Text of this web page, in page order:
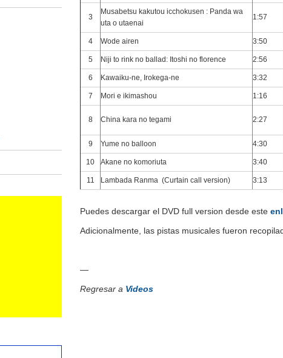
3
Musabetsu kakutou icchokusen : Panda wa
uta o utaenai
1:57
4 Wode airen 3:50
5 Niji to rink no ballad: Itoshi no florence 2:56
6 Kawaiku-ne, Irokega-ne 3:32
7 Mori e ikimashou 1:16
8 China kara no tegami 2:27
9 Yume no balloon 4:30
10 Akane no komoriuta 3:40
11 Lambada Ranma (Curtain call version) 3:13
Puedes descargar el DVD full version desde este
Adicionalmente, las pistas musicales fueron
—
Regresar a Videos